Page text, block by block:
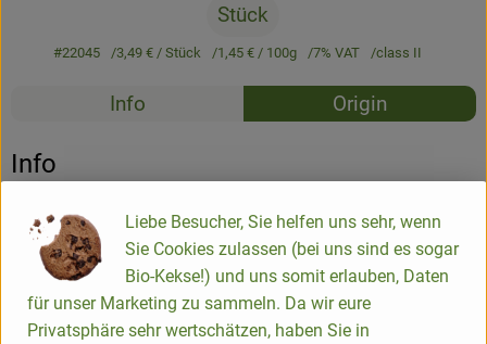
Stück
#22045 3,49 €/ Stück 1,45 €/ 100g 7% VAT class II
Recipes
Info Origin
Info
240g
Product information
Liebe Besucher, Sie helfen uns sehr, wenn
Sie Cookies zulassen (bei uns sind es sogar
Bio-Kekse!) und uns somit erlauben, Daten
für unser Marketing zu sammeln. Da wir eure
Privatsphäre sehr wertschätzen, haben Sie in